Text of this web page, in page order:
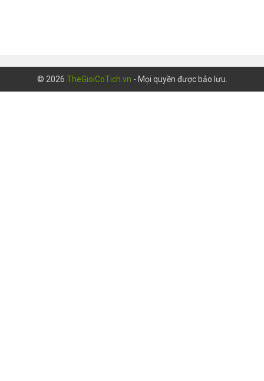
© 2026 TheGioiCoTich.vn - Mọi quyền được bảo lưu.